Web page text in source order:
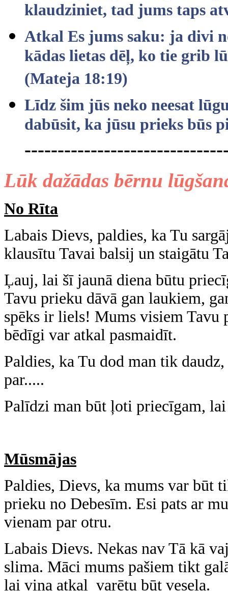
klaudziniet, tad jums taps
Atkal Es jums saku: ja divi
kādas lietas dēļ, ko tie grib
(Mateja 18:19)
Līdz šim jūs neko neesat
dabūsit, ka jūsu prieks būs
Lūk dažādas bērnu
No Rīta
Labais Dievs, paldies, ka Tu
klausītu Tavai balsij un staigātu
Ļauj, lai šī jaunā diena būtu
Tavu prieku dāvā gan laukiem,
spēks ir liels! Mums visiem Tavu
bēdīgi var atkal pasmaidīt.
Paldies, ka Tu dod man tik
par.....
Palīdzi man būt ļoti priecīgam,
Mūsmājas
Paldies, Dievs, ka mums var būt
prieku no Debesīm. Esi pats ar
vienam par otru.
Labais Dievs. Nekas nav Tā kā
slima. Māci mums pašiem tikt
lai viņa atkal varētu būt vesela.